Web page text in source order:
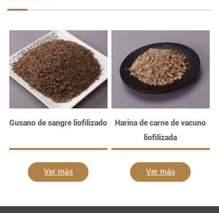
Gusano de sangre liofilizado
Ver más
Harina de carne de vacuno
liofilizada
Ver más